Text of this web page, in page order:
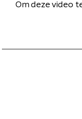
Om deze video